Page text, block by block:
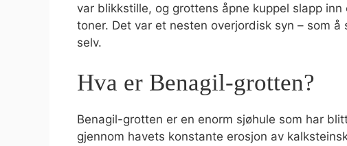
var blikkstille, og grottens åpne kuppel slapp
toner. Det var et nesten overjordisk syn – som
selv.
Hva er Benagil-grotten?
Benagil-grotten er en enorm sjøhule som har
gjennom havets konstante erosjon av